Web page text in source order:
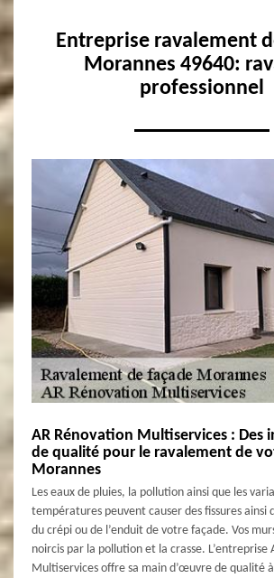
Entreprise ravalement
Morannes 49640:
professionnel
AR Rénovation Multiservices : Des
de qualité pour le ravalement de
Morannes
Les eaux de pluies, la pollution ainsi que les
températures peuvent causer des fissures ainsi
du crépi ou de l’enduit de votre façade. Vos
noircis par la pollution et la crasse. L’entreprise
Multiservices offre sa main d’œuvre de qualité